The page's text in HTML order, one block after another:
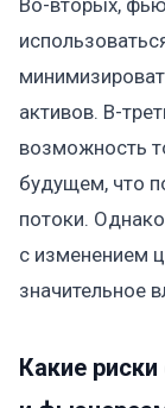
Во-вторых,
активов. В-
возможность
будущем, что
потоки.
с изменением
значительное
Какие